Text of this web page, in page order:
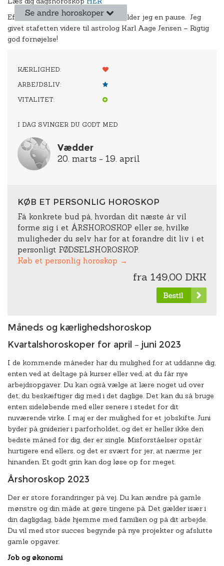
Efter 8 år med dagshoroskoper, holder jeg en pause. Jeg
givet stafetten videre til astrolog Karl Aage Jensen – Rigtig
god fornøjelse!
KÆRLIGHED:
ARBEJDSLIV:
VITALITET:



I DAG SVINGER DU GODT MED
Vædder
20. marts - 19. april
KØB ET PERSONLIG HOROSKOP
Få konkrete bud på, hvordan dit næste år vil
forme sig i et ÅRSHOROSKOP eller se, hvilke
muligheder du selv har for at forandre dit liv i et
personligt FØDSELSHOROSKOP.
Køb et personlig horoskop →
fra 149,00 DKK
Måneds og kærlighedshoroskop
Kvartalshoroskoper for april – juni 2023
I de kommende måneder har du mulighed for at uddanne dig,
enten ved at deltage på kurser eller ved, at du får nye
arbejdsopgaver. Du kan også vælge at lære noget ud over
det, du beskæftiger dig med i det daglige. Det kan du så bruge
enten sideløbende med eller senere i stedet for dit
nuværende virke. I maj er der mulighed for et jobskifte. Juni
byder på gniderier i parforholdet, og det er heller ikke den
bedste måned for dig, der er single. Misforståelser opstår
hurtigere end ellers, og det er svært for jer, at nærme jer
hinanden. Et godt grin kan dog løse op for meget.
Årshoroskop 2023
Der er store forandringer på vej. Du kan ændre på gamle
mønstre og din måde at gøre tingene på. Det gælder især i
din dagligdag, både hjemme med familien og på dit arbejde.
Du vil med stor succes begynde på nye projekter og afslutte
gamle opgaver.
Job og økonomi